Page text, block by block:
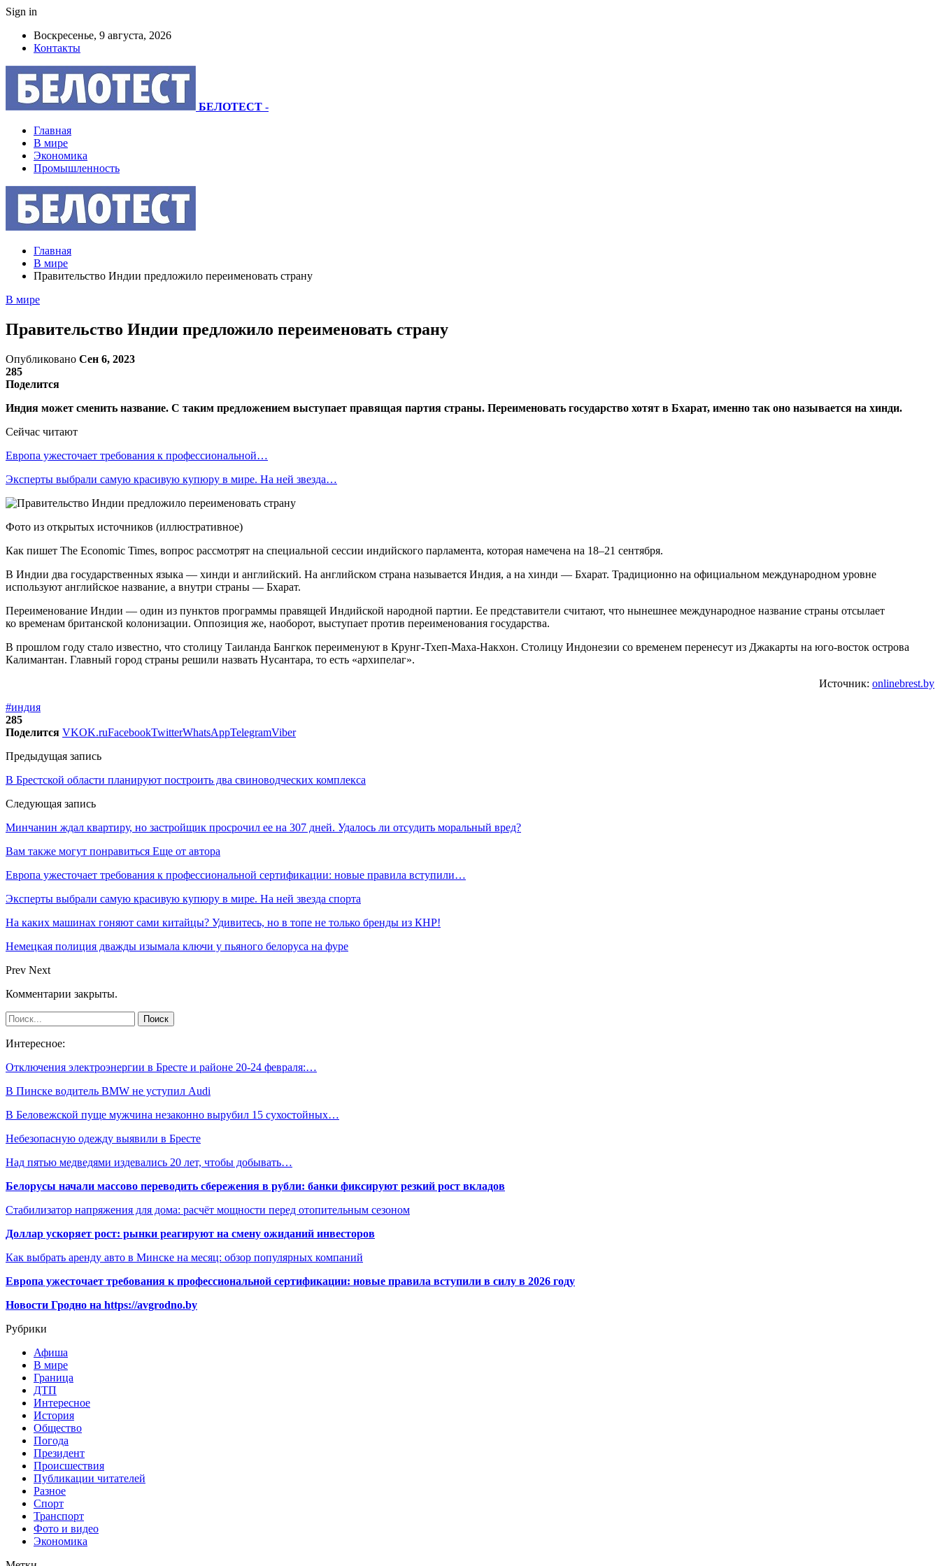
Sign in
Воскресенье, 9 августа, 2026
Контакты
БЕЛОТЕСТ -
Главная
В мире
Экономика
Промышленность
Главная
В мире
Правительство Индии предложило переименовать страну
В мире
Правительство Индии предложило переименовать страну
Опубликовано Сен 6, 2023
285
Поделится
Индия может сменить название. С таким предложением выступает правящая партия страны. Переименовать государство хотят в Бхарат, именно так оно называется на хинди.
Сейчас читают
Европа ужесточает требования к профессиональной…
Эксперты выбрали самую красивую купюру в мире. На ней звезда…
Фото из открытых источников (иллюстративное)
Как пишет The Economic Times, вопрос рассмотрят на специальной сессии индийского парламента, которая намечена на 18–21 сентября.
В Индии два государственных языка — хинди и английский. На английском страна называется Индия, а на хинди — Бхарат. Традиционно на официальном международном уровне
используют английское название, а внутри страны — Бхарат.
Переименование Индии — один из пунктов программы правящей Индийской народной партии. Ее представители считают, что нынешнее международное название страны отсылает
ко временам британской колонизации. Оппозиция же, наоборот, выступает против переименования государства.
В прошлом году стало известно, что столицу Таиланда Бангкок переименуют в Крунг-Тхеп-Маха-Накхон. Столицу Индонезии со временем перенесут из Джакарты на юго-восток острова
Калимантан. Главный город страны решили назвать Нусантара, то есть «архипелаг».
Источник: onlinebrest.by
#индия
285
Поделится VKOK.ruFacebookTwitterWhatsAppTelegramViber
Предыдущая запись
В Брестской области планируют построить два свиноводческих комплекса
Следующая запись
Минчанин ждал квартиру, но застройщик просрочил ее на 307 дней. Удалось ли отсудить моральный вред?
Вам также могут понравиться Еще от автора
Европа ужесточает требования к профессиональной сертификации: новые правила вступили…
Эксперты выбрали самую красивую купюру в мире. На ней звезда спорта
На каких машинах гоняют сами китайцы? Удивитесь, но в топе не только бренды из КНР!
Немецкая полиция дважды изымала ключи у пьяного белоруса на фуре
Prev Next
Комментарии закрыты.
Интересное:
Отключения электроэнергии в Бресте и районе 20-24 февраля:…
В Пинске водитель BMW не уступил Audi
В Беловежской пуще мужчина незаконно вырубил 15 сухостойных…
Небезопасную одежду выявили в Бресте
Над пятью медведями издевались 20 лет, чтобы добывать…
Белорусы начали массово переводить сбережения в рубли: банки фиксируют резкий рост вкладов
Стабилизатор напряжения для дома: расчёт мощности перед отопительным сезоном
Доллар ускоряет рост: рынки реагируют на смену ожиданий инвесторов
Как выбрать аренду авто в Минске на месяц: обзор популярных компаний
Европа ужесточает требования к профессиональной сертификации: новые правила вступили в силу в 2026 году
Новости Гродно на https://avgrodno.by
Рубрики
Афиша
В мире
Граница
ДТП
Интересное
История
Общество
Погода
Президент
Происшествия
Публикации читателей
Разное
Спорт
Транспорт
Фото и видео
Экономика